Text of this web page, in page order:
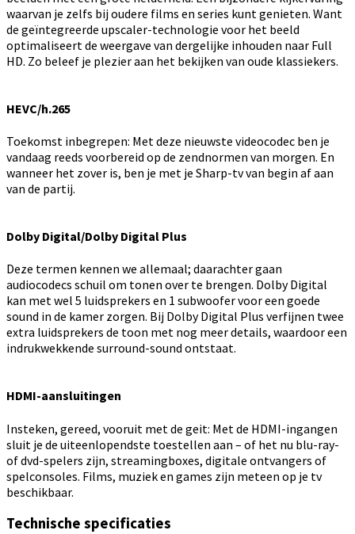
waarvan je zelfs bij oudere films en series kunt genieten. Want
de geïntegreerde upscaler-technologie voor het beeld
optimaliseert de weergave van dergelijke inhouden naar Full
HD. Zo beleef je plezier aan het bekijken van oude klassiekers.
HEVC/h.265
Toekomst inbegrepen: Met deze nieuwste videocodec ben je
vandaag reeds voorbereid op de zendnormen van morgen. En
wanneer het zover is, ben je met je Sharp-tv van begin af aan
van de partij.
Dolby Digital/Dolby Digital Plus
Deze termen kennen we allemaal; daarachter gaan
audiocodecs schuil om tonen over te brengen. Dolby Digital
kan met wel 5 luidsprekers en 1 subwoofer voor een goede
sound in de kamer zorgen. Bij Dolby Digital Plus verfijnen twee
extra luidsprekers de toon met nog meer details, waardoor een
indrukwekkende surround-sound ontstaat.
HDMI-aansluitingen
Insteken, gereed, vooruit met de geit: Met de HDMI-ingangen
sluit je de uiteenlopendste toestellen aan – of het nu blu-ray-
of dvd-spelers zijn, streamingboxes, digitale ontvangers of
spelconsoles. Films, muziek en games zijn meteen op je tv
beschikbaar.
Technische specificaties